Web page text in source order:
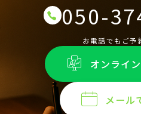
050-
お電話でもご予
オンライ
メール